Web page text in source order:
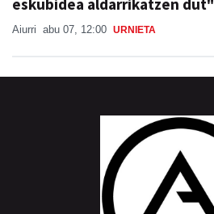
eskubidea aldarrikatzen dut"
Aiurri abu 07, 12:00 URNIETA